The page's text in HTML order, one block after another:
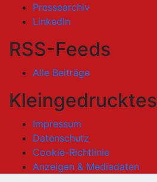
Pressearchiv
LinkedIn
RSS-Feeds
Alle Beiträge
Kleingedrucktes
Impressum
Datenschutz
Cookie-Richtlinie
Anzeigen & Mediadaten